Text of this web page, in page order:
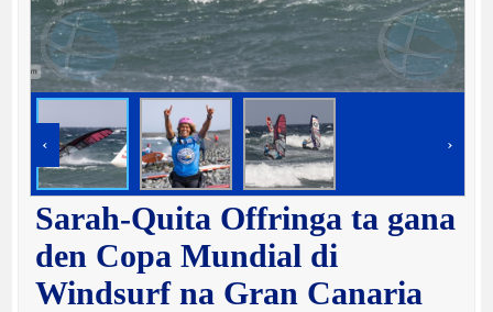
‹ ›
Sarah-Quita Offringa ta gana
den Copa Mundial di
Windsurf na Gran Canaria